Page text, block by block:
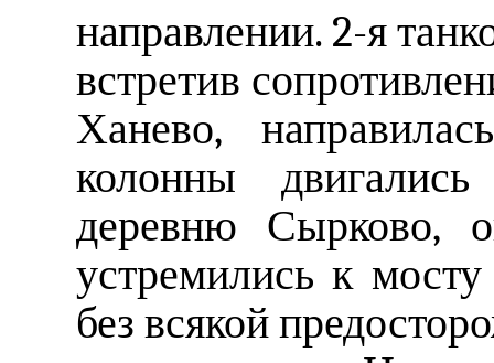
направлении. 2-я
встретив
Ханево,
колонны
деревню Сырково,
устремились к
без всякой